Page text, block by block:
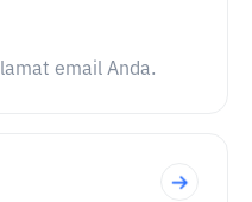
email Anda.